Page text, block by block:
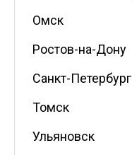
Омск
Ростов-на-Дону
Санкт-Петербург
Томск
Ульяновск